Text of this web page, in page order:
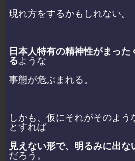
現れ方をするかもしれない。
日本人特有の精神性がまった
るような
事態が危ぶまれる。
しかも、仮にそれがそのよう
とすれば
見えない形で、明るみに出な
だろう。